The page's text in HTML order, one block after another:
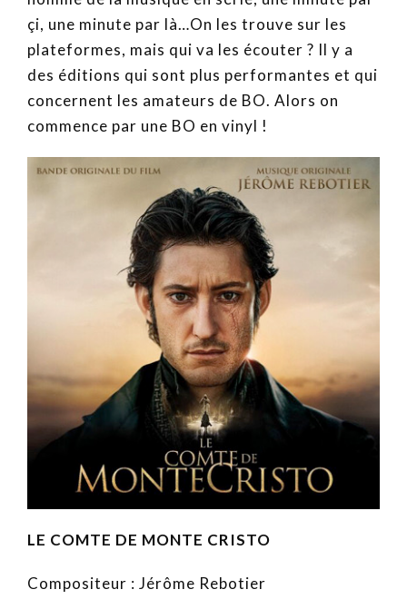
çi, une minute par là…On les trouve sur les
plateformes, mais qui va les écouter ? Il y a
des éditions qui sont plus performantes et qui
concernent les amateurs de BO. Alors on
commence par une BO en vinyl !
LE COMTE DE MONTE CRISTO
Compositeur : Jérôme Rebotier